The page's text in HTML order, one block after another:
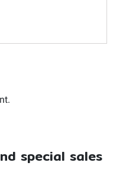
special sales